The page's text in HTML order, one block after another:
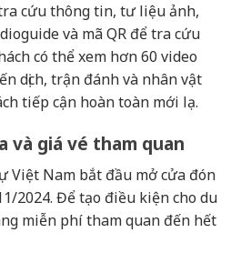
cứu thông tin, tư liệu ảnh,
và mã QR để tra cứu
có thể xem hơn 60 video
dịch, trận đánh và nhân vật
tiếp cận hoàn toàn mới lạ.
và giá vé tham quan
Việt Nam bắt đầu mở cửa đón
2024. Để tạo điều kiện cho du
miễn phí tham quan đến hết